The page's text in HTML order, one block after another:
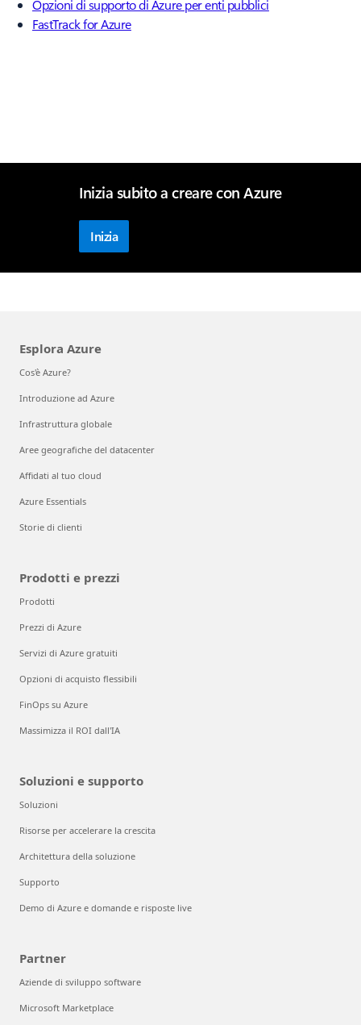
Opzioni di supporto di Azure per enti pubblici
FastTrack for Azure
Inizia subito a creare con Azure
Inizia
Esplora Azure
Cos'è Azure?
Introduzione ad Azure
Infrastruttura globale
Aree geografiche del datacenter
Affidati al tuo cloud
Azure Essentials
Storie di clienti
Prodotti e prezzi
Prodotti
Prezzi di Azure
Servizi di Azure gratuiti
Opzioni di acquisto flessibili
FinOps su Azure
Massimizza il ROI dall'IA
Soluzioni e supporto
Soluzioni
Risorse per accelerare la crescita
Architettura della soluzione
Supporto
Demo di Azure e domande e risposte live
Partner
Aziende di sviluppo software
Microsoft Marketplace